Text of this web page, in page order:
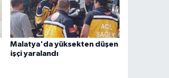
Malatya'da yüksekten düşen
işçi yaralandı